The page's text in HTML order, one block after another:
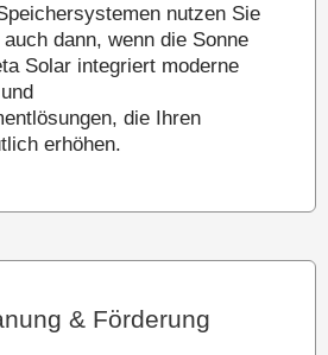
nutzen Sie
dann, wenn die Sonne
Solar integriert moderne
die Ihren
erhöhen.
& Förderung